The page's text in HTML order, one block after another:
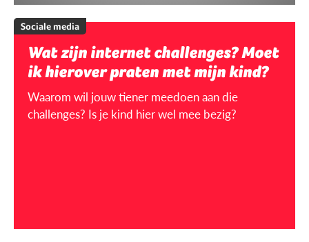
Sociale media
Wat zijn internet challenges? Moet
ik hierover praten met mijn kind?
Waarom wil jouw tiener meedoen aan die
challenges? Is je kind hier wel mee bezig?